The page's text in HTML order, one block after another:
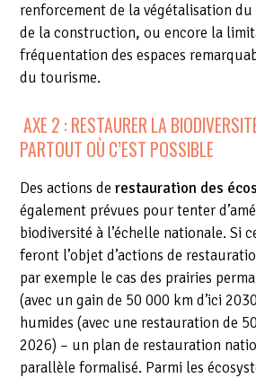
renforcement de la végétalisation
de la construction, ou encore la
fréquentation des espaces
du tourisme.
AXE 2 : RESTAURER LA
PARTOUT OÙ C’EST POSSIBLE
Des actions de restauration des
également prévues pour tenter
biodiversité à l’échelle nationale. Si
feront l’objet d’actions de
par exemple le cas des prairies
(avec un gain de 50 000 km d’ici
humides (avec une restauration de
2026) – un plan de restauration
parallèle formalisé. Parmi les